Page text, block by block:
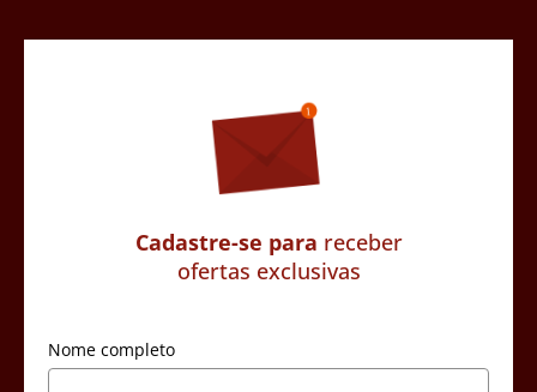
Cadastre-se para receber
ofertas exclusivas
Nome completo